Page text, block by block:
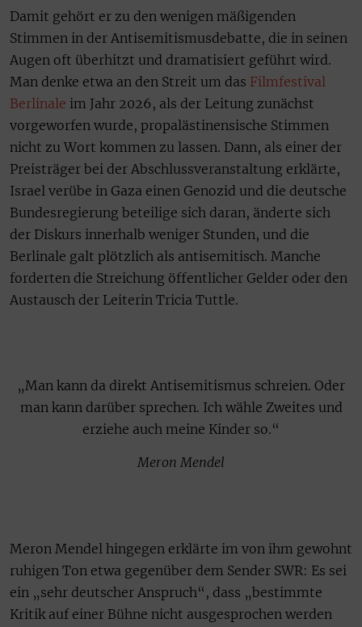
Damit gehört er zu den wenigen mäßigenden
Stimmen in der Antisemitismusdebatte, die in seinen
Augen oft überhitzt und dramatisiert geführt wird.
Man denke etwa an den Streit um das Filmfestival
Berlinale im Jahr 2026, als der Leitung zunächst
vorgeworfen wurde, propalästinensische Stimmen
nicht zu Wort kommen zu lassen. Dann, als einer der
Preisträger bei der Abschlussveranstaltung erklärte,
Israel verübe in Gaza einen Genozid und die deutsche
Bundesregierung beteilige sich daran, änderte sich
der Diskurs innerhalb weniger Stunden, und die
Berlinale galt plötzlich als antisemitisch. Manche
forderten die Streichung öffentlicher Gelder oder den
Austausch der Leiterin Tricia Tuttle.
„Man kann da direkt Antisemitismus schreien. Oder
man kann darüber sprechen. Ich wähle Zweites und
erziehe auch meine Kinder so.“
Meron Mendel
Meron Mendel hingegen erklärte im von ihm gewohnt
ruhigen Ton etwa gegenüber dem Sender SWR: Es sei
ein „sehr deutscher Anspruch“, dass „bestimmte
Kritik auf einer Bühne nicht ausgesprochen werden